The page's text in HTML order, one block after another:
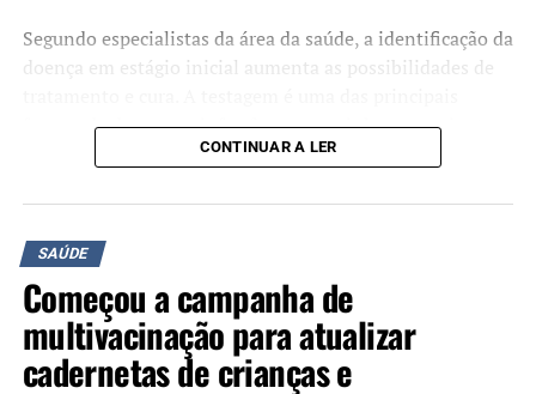
*Atividade fechada para colaboradores da
TÓPICOS RELACIONADOS:
SEMANA DA ALIMENTAÇÃO
SUSTENTABILIDADE
A SEGUIR UP
Secretaria da Saúde passa a realizar exames para detecção
de metanol em casos suspeitos
Segundo especialistas da área da saúde, a identificação da
doença em estágio inicial aumenta as possibilidades de
formas de detectar a infecção e encaminhar os pacientes
para acompanhamento adequado.
A iniciativa é organizada pelos Rotary Clubs Canoas
Industrial, Canoas, Canoas Nordeste e Canoas
Integração, com o objetivo de ampliar o acesso à
informação e estimular a realização do diagnóstico.
CONTINUAR A LER
SAÚDE
Começou a campanha de
multivacinação para atualizar
cadernetas de crianças e